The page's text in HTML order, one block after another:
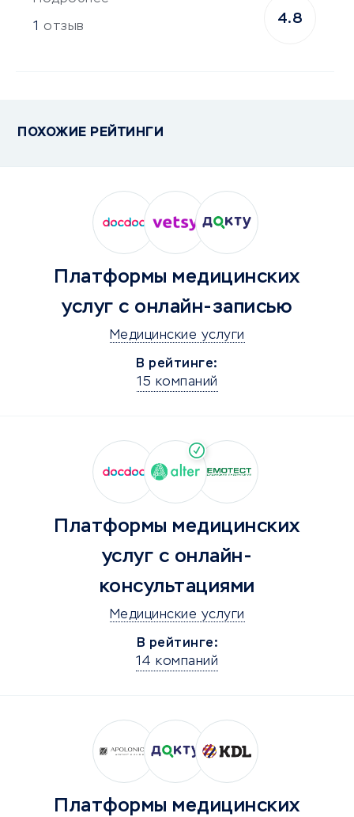
1 отзыв
4.8
ПОХОЖИЕ РЕЙТИНГИ
Платформы медицинских
услуг с онлайн-записью
Медицинские услуги
В рейтинге:
15 компаний
Платформы медицинских
услуг с онлайн-
консультациями
Медицинские услуги
В рейтинге:
14 компаний
Платформы медицинских